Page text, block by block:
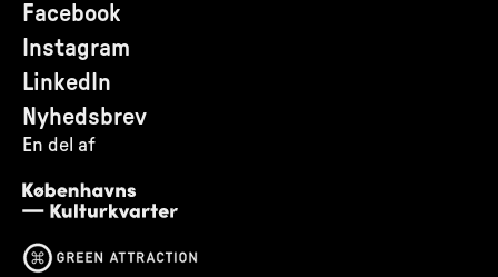
Facebook
Instagram
LinkedIn
Nyhedsbrev
En del af